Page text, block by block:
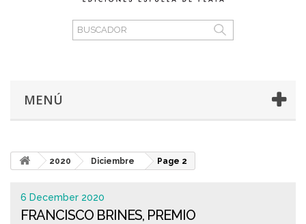
MENÚ
2020 Diciembre Page 2
6 December 2020
FRANCISCO BRINES, PREMIO